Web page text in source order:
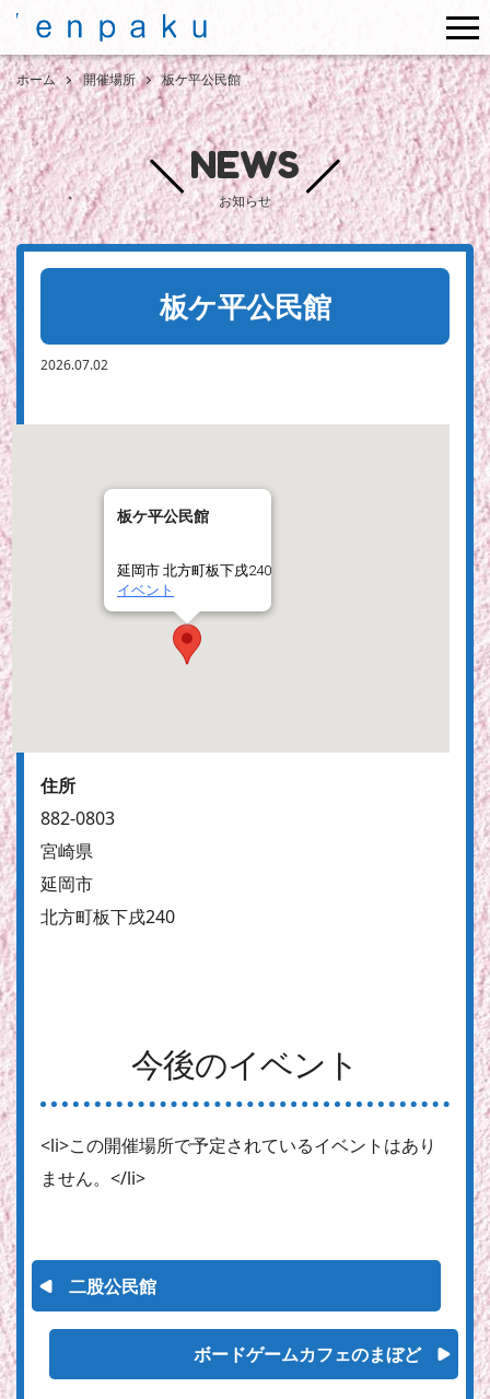
ホーム 開催場所 板ケ平公民館
NEWS
お知らせ
板ケ平公民館
2026.07.02
板ケ平公民館
延岡市 北方町板下戌240
イベント
住所
882-0803
宮崎県
延岡市
北方町板下戌240
今後のイベント
<li>この開催場所で予定されているイベントはあり
ません。</li>
二股公民館
ボードゲームカフェのまぼど